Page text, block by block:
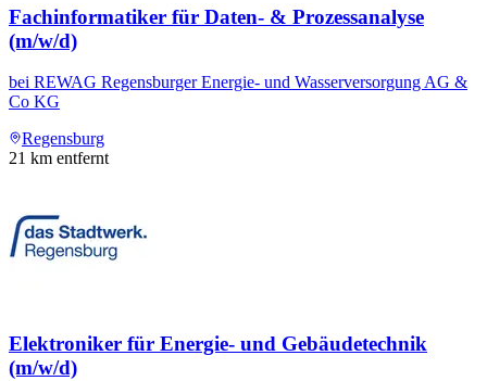
Fachinformatiker für Daten- & Prozessanalyse
(m/w/d)
bei REWAG Regensburger Energie- und Wasserversorgung AG &
Co KG
Regensburg
21 km entfernt
Elektroniker für Energie- und Gebäudetechnik
(m/w/d)